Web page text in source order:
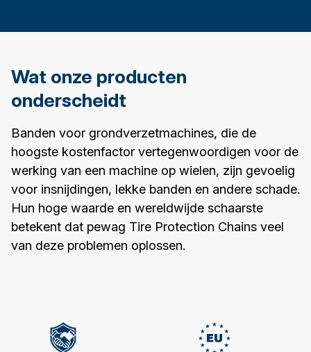
Wat onze producten
onderscheidt
Banden voor grondverzetmachines, die de
hoogste kostenfactor vertegenwoordigen voor de
werking van een machine op wielen, zijn gevoelig
voor insnijdingen, lekke banden en andere schade.
Hun hoge waarde en wereldwijde schaarste
betekent dat pewag Tire Protection Chains veel
van deze problemen oplossen.